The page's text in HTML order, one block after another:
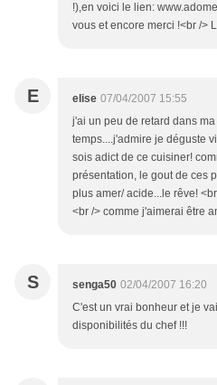
!),en voici le lien:
vous et encore merci !<br />
E elise 07/04/2007 15:55
j'ai un peu de retard dans
temps....j'admire je déguste
sois adict de ce cuisiner!
présentation, le gout de ces
plus amer/ acide...le rêve!
<br /> comme j'aimerai être
S senga50 02/04/2007 16:20
C'est un vrai bonheur et je
disponibilités du chef !!!